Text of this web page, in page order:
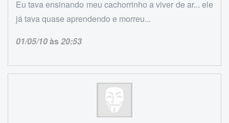
Eu tava ensinando meu cachorrinho a viver de ar... ele
já tava quase aprendendo e morreu...
01/05/10às20:53